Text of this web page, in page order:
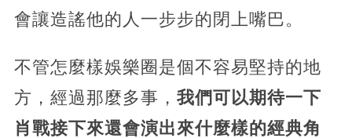
會讓造謠他的人一步步的閉上嘴巴。
不管怎麼樣娛樂圈是個不容易堅持的地
方，經過那麼多事， 我們可以期待一下
肖戰接下來還會演出來什麼樣的經典角